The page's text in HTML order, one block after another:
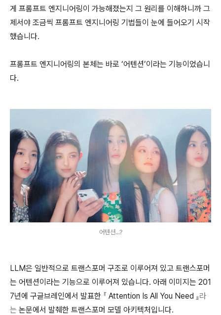
게 프롬프트 엔지니어링이 가능해졌는지 그 원리를 이해하니까 그
제서야 조금씩 프롬프트 엔지니어링 기법들이 눈에 들어오기 시작
했습니다.
프롬프트 엔지니어링의 본체는 바로 ‘어텐션’이라는 기능이었습니
다.
어텐션...?
LLM은 일반적으로 트랜스포머 구조로 이루어져 있고 트랜스포머
는 어텐션이라는 기능으로 이루어져 있습니다. 아래 이미지는 201
7년에 구글브레인에서 발표한 『 Attention Is All You Need 』라
는 논문에서 발췌한 트랜스포머 모델 아키텍처입니다.